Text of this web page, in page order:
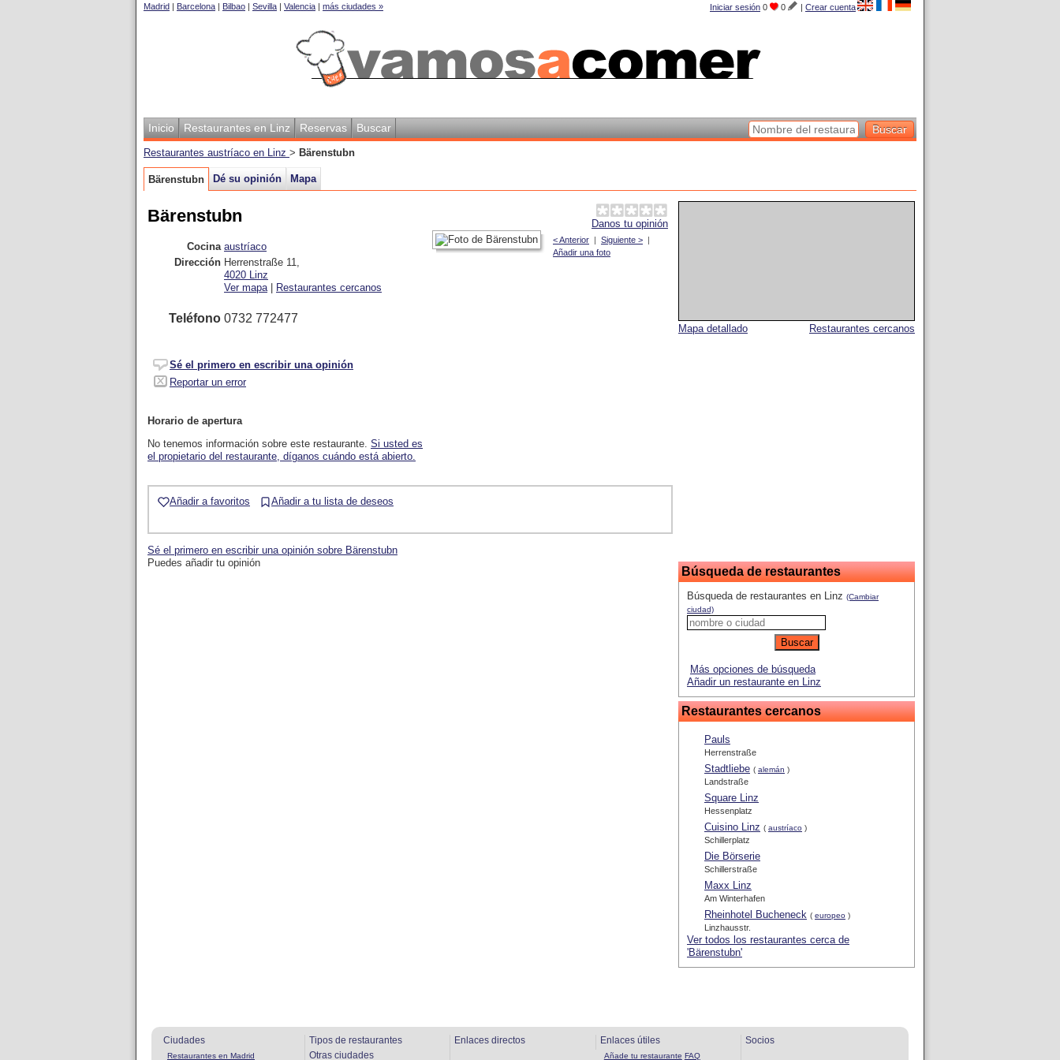
Iniciar sesión 0 0 | Crear cuenta
Madrid | Barcelona | Bilbao | Sevilla | Valencia | más ciudades »
Inicio Restaurantes en Linz Reservas Buscar
Restaurantes austríaco en Linz > Bärenstubn
Bärenstubn Dé su opinión Mapa
Restaurantes cercanos
Mapa detallado
Búsqueda de restaurantes
Búsqueda de restaurantes en Linz (Cambiar
ciudad)
Más opciones de búsqueda
Añadir un restaurante en Linz
Restaurantes cercanos
Pauls
Herrenstraße
Stadtliebe ( alemán )
Landstraße
Square Linz
Hessenplatz
Cuisino Linz ( austríaco )
Schillerplatz
Die Börserie
Schillerstraße
Maxx Linz
Am Winterhafen
Rheinhotel Bucheneck ( europeo )
Linzhausstr.
Ver todos los restaurantes cerca de
'Bärenstubn'
Danos tu opinión
Bärenstubn
< Anterior | Siguiente > |
Añadir una foto
Cocina austríaco
Dirección Herrenstraße 11,
4020 Linz
Ver mapa| Restaurantes cercanos
Teléfono 0732 772477
Sé el primero en escribir una opinión
Reportar un error
Horario de apertura
No tenemos información sobre este restaurante. Si usted es
el propietario del restaurante, díganos cuándo está abierto.
Añadir a favoritos Añadir a tu lista de deseos
Sé el primero en escribir una opinión sobre Bärenstubn
Puedes añadir tu opinión
Ciudades
Restaurantes en Madrid
Tipos de restaurantes
Otras ciudades
Enlaces directos Enlaces útiles
Añade tu restaurante FAQ
Socios